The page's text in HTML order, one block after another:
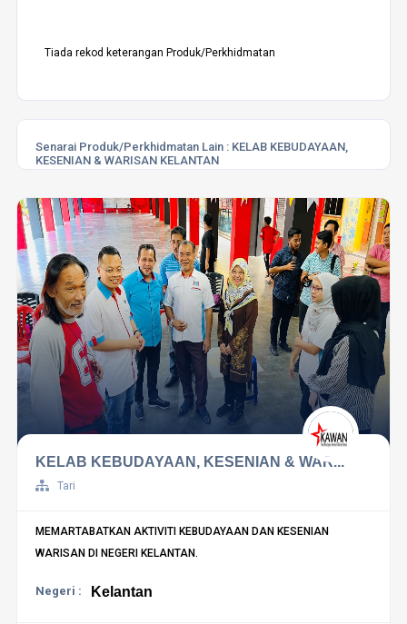
Tiada rekod keterangan Produk/Perkhidmatan
Senarai Produk/Perkhidmatan Lain : KELAB KEBUDAYAAN,
KESENIAN & WARISAN KELANTAN
KELAB KEBUDAYAAN, KESENIAN & WAR...
Tari
MEMARTABATKAN AKTIVITI KEBUDAYAAN DAN KESENIAN
WARISAN DI NEGERI KELANTAN.
Negeri : Kelantan